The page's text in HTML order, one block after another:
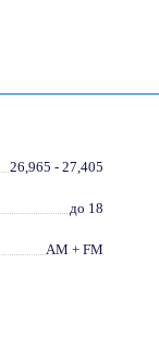
26,965 - 27,405
до 18
AM + FM